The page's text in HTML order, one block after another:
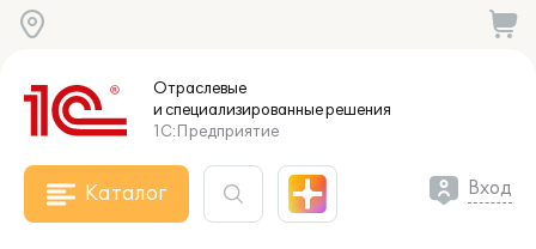
Отраслевые
и специализированныерешения
1С:Предприятие
Каталог Вход